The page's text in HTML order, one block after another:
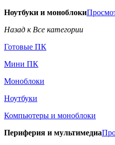
Ноутбуки и моноблоки
Назад к Все категории
Готовые ПК
Мини ПК
Моноблоки
Ноутбуки
Компьютеры и моноблоки
Периферия и мультимедиа